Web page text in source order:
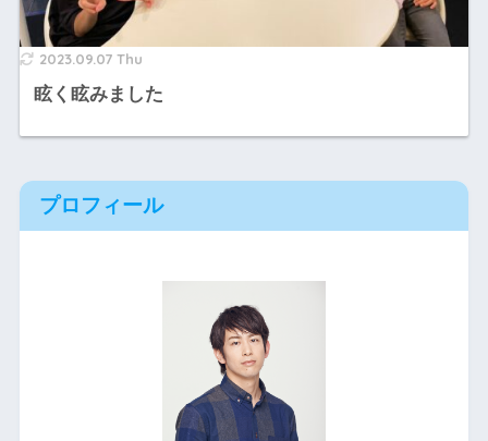
2023.09.07 Thu
眩く眩みました
プロフィール